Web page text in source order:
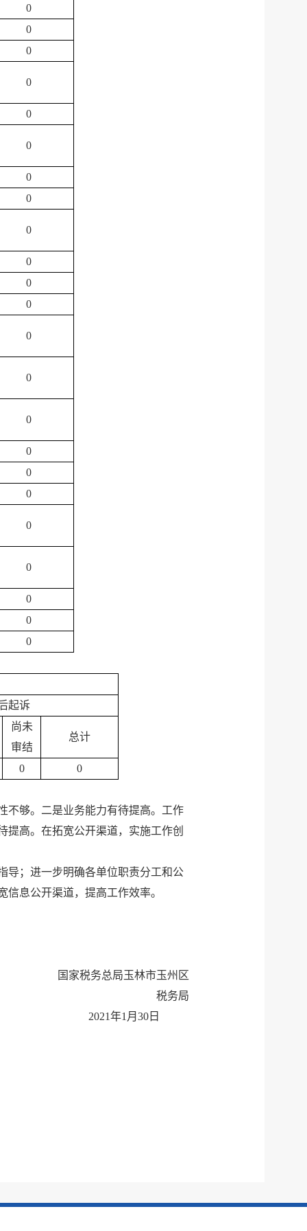
0
0
0
0
0
0
0
0
0
0
0
0
0
0
0
0
0
0
0
0
0
0
0
起诉
尚未
审结
总计
0 0
不够。二是业务能力有待提高。工作
提高。在拓宽公开渠道，实施工作创
导；进一步明确各单位职责分工和公
息公开渠道，提高工作效率。
国家税务总局玉林市玉州区
税务局
2021年1月30日